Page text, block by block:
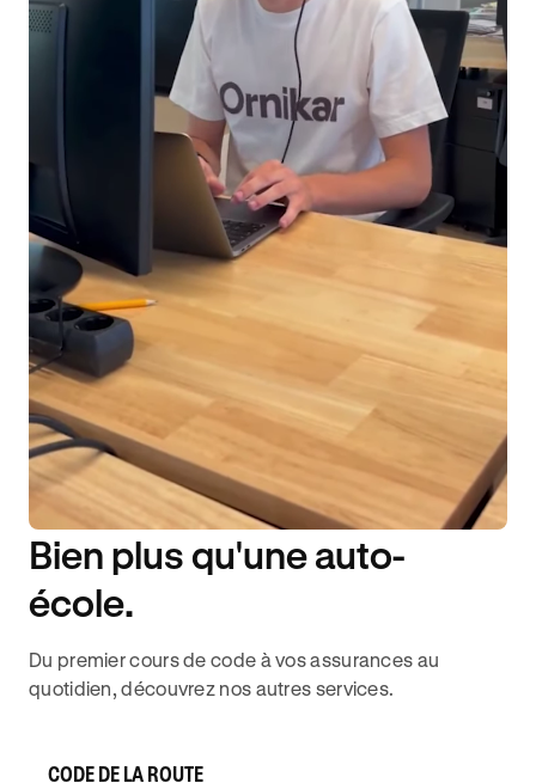
DISPONIBILITÉ 6J/7
Bien plus qu'une auto-
école.
Du premier cours de code à vos assurances au
quotidien, découvrez nos autres services.
CODE DE LA ROUTE